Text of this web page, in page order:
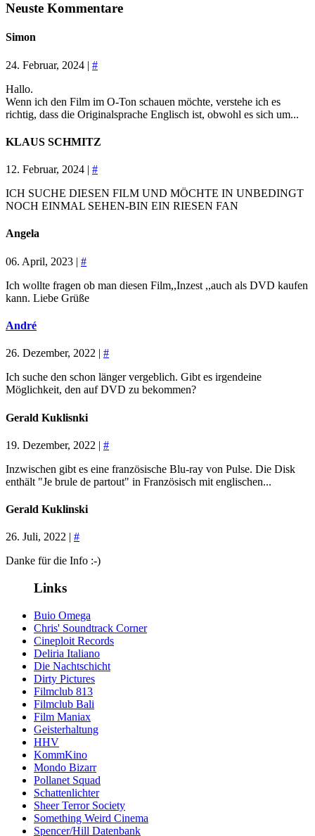
Neuste Kommentare
Simon
24. Februar, 2024 | #
Hallo.
Wenn ich den Film im O-Ton schauen möchte, verstehe ich es
richtig, dass die Originalsprache Englisch ist, obwohl es sich um...
KLAUS SCHMITZ
12. Februar, 2024 | #
ICH SUCHE DIESEN FILM UND MÖCHTE IN UNBEDINGT
NOCH EINMAL SEHEN-BIN EIN RIESEN FAN
Angela
06. April, 2023 | #
Ich wollte fragen ob man diesen Film,,Inzest ,,auch als DVD kaufen
kann. Liebe Grüße
André
26. Dezember, 2022 | #
Ich suche den schon länger vergeblich. Gibt es irgendeine
Möglichkeit, den auf DVD zu bekommen?
Gerald Kuklisnki
19. Dezember, 2022 | #
Inzwischen gibt es eine französische Blu-ray von Pulse. Die Disk
enthält "Je brule de partout" in Französisch mit englischen...
Gerald Kuklinski
26. Juli, 2022 | #
Danke für die Info :-)
Links
Buio Omega
Chris' Soundtrack Corner
Cineploit Records
Deliria Italiano
Die Nachtschicht
Dirty Pictures
Filmclub 813
Filmclub Bali
Film Maniax
Geisterhaltung
HHV
KommKino
Mondo Bizarr
Pollanet Squad
Schattenlichter
Sheer Terror Society
Something Weird Cinema
Spencer/Hill Datenbank